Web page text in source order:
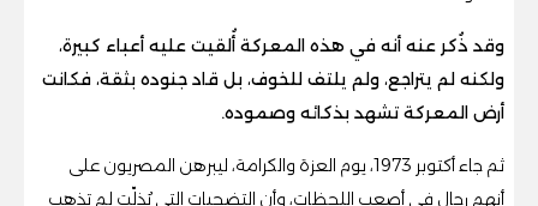
وقد ذُكر عنه أنه في هذه المعركة أُلقيت عليه أعباء كبيرة،
ولكنه لم يتراجع، ولم يلتف للخوف، بل قاد جنوده بثقة، فكانت
أرض المعركة تشهد بذكائه وصموده.
ثم جاء أكتوبر 1973، يوم العزة والكرامة، ليبرهن المصريون على
أنهم رجال في أصعب اللحظات، وأن التضحيات التي بُذلّت لم تذهب